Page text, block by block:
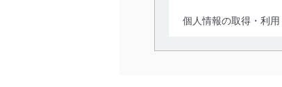
個人情報の取得・利
当社は、個人情報の